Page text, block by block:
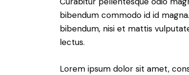
bibendum commodo id id
bibendum, nisi et mattis
lectus.
Lorem ipsum dolor sit amet,